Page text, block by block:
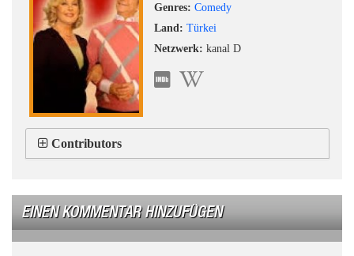
Genres: Comedy
Land: Türkei
Netzwerk: kanal D
Contributors
EINEN KOMMENTAR HINZUFÜGEN